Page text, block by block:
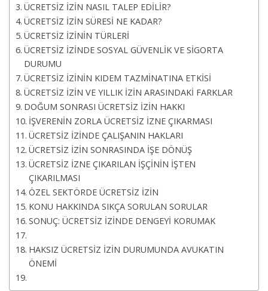
ÜCRETSİZ İZİN NASIL TALEP EDİLİR?
ÜCRETSİZ İZİN SÜRESİ NE KADAR?
ÜCRETSİZ İZİNİN TÜRLERİ
ÜCRETSİZ İZİNDE SOSYAL GÜVENLİK VE SİGORTA
DURUMU
ÜCRETSİZ İZİNİN KIDEM TAZMİNATINA ETKİSİ
ÜCRETSİZ İZİN VE YILLIK İZİN ARASINDAKİ FARKLAR
DOĞUM SONRASI ÜCRETSİZ İZİN HAKKI
İŞVERENİN ZORLA ÜCRETSİZ İZNE ÇIKARMASI
ÜCRETSİZ İZİNDE ÇALIŞANIN HAKLARI
ÜCRETSİZ İZİN SONRASINDA İŞE DÖNÜŞ
ÜCRETSİZ İZNE ÇIKARILAN İŞÇİNİN İŞTEN
ÇIKARILMASI
ÖZEL SEKTÖRDE ÜCRETSİZ İZİN
KONU HAKKINDA SIKÇA SORULAN SORULAR
SONUÇ: ÜCRETSİZ İZİNDE DENGEYİ KORUMAK
HAKSIZ ÜCRETSİZ İZİN DURUMUNDA AVUKATIN
ÖNEMİ